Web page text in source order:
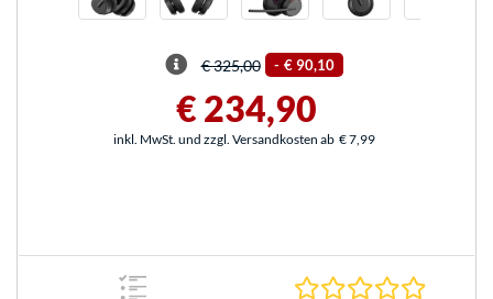
€ 325,00 - € 90,10
€ 234,90
inkl. MwSt. und zzgl. Versandkosten ab € 7,99